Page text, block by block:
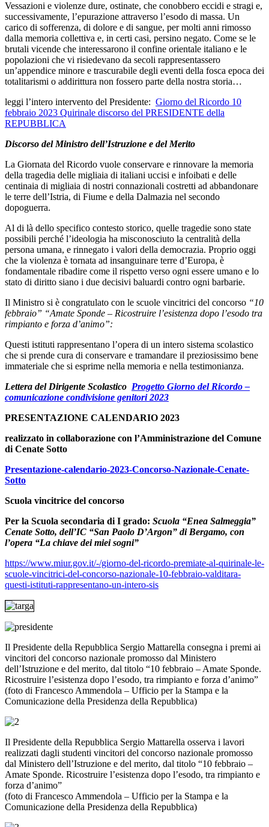
Vessazioni e violenze dure, ostinate, che conobbero eccidi e stragi e,
successivamente, l’epurazione attraverso l’esodo di massa. Un
carico di sofferenza, di dolore e di sangue, per molti anni rimosso
dalla memoria collettiva e, in certi casi, persino negato. Come se le
brutali vicende che interessarono il confine orientale italiano e le
popolazioni che vi risiedevano da secoli rappresentassero
un’appendice minore e trascurabile degli eventi della fosca epoca dei
totalitarismi o addirittura non fossero parte della nostra storia…
leggi l’intero intervento del Presidente: Giorno del Ricordo 10
febbraio 2023 Quirinale discorso del PRESIDENTE della
REPUBBLICA
Discorso del Ministro dell’Istruzione e del Merito
La Giornata del Ricordo vuole conservare e rinnovare la memoria
della tragedia delle migliaia di italiani uccisi e infoibati e delle
centinaia di migliaia di nostri connazionali costretti ad abbandonare
le terre dell’Istria, di Fiume e della Dalmazia nel secondo
dopoguerra.
Al di là dello specifico contesto storico, quelle tragedie sono state
possibili perché l’ideologia ha misconosciuto la centralità della
persona umana, e rinnegato i valori della democrazia. Proprio oggi
che la violenza è tornata ad insanguinare terre d’Europa, è
fondamentale ribadire come il rispetto verso ogni essere umano e lo
stato di diritto siano i due decisivi baluardi contro ogni barbarie.
Il Ministro si è congratulato con le scuole vincitrici del concorso “10
febbraio” “Amate Sponde – Ricostruire l’esistenza dopo l’esodo tra
rimpianto e forza d’animo”:
Questi istituti rappresentano l’opera di un intero sistema scolastico
che si prende cura di conservare e tramandare il preziosissimo bene
immateriale che si esprime nella memoria e nella testimonianza.
Lettera del Dirigente Scolastico Progetto Giorno del Ricordo –
comunicazione condivisione genitori 2023
PRESENTAZIONE CALENDARIO 2023
realizzato in collaborazione con l’Amministrazione del Comune
di Cenate Sotto
Presentazione-calendario-2023-Concorso-Nazionale-Cenate-
Sotto
Scuola vincitrice del concorso
Per la Scuola secondaria di I grado: Scuola “Enea Salmeggia”
Cenate Sotto, dell’IC “San Paolo D’Argon” di Bergamo, con
l’opera “La chiave dei miei sogni”
https://www.miur.gov.it/-/giorno-del-ricordo-premiate-al-quirinale-le-
scuole-vincitrici-del-concorso-nazionale-10-febbraio-valditara-
questi-istituti-rappresentano-un-intero-sis
Il Presidente della Repubblica Sergio Mattarella consegna i premi ai
vincitori del concorso nazionale promosso dal Ministero
dell’Istruzione e del merito, dal titolo “10 febbraio – Amate Sponde.
Ricostruire l’esistenza dopo l’esodo, tra rimpianto e forza d’animo”
(foto di Francesco Ammendola – Ufficio per la Stampa e la
Comunicazione della Presidenza della Repubblica)
Il Presidente della Repubblica Sergio Mattarella osserva i lavori
realizzati dagli studenti vincitori del concorso nazionale promosso
dal Ministero dell’Istruzione e del merito, dal titolo “10 febbraio –
Amate Sponde. Ricostruire l’esistenza dopo l’esodo, tra rimpianto e
forza d’animo”
(foto di Francesco Ammendola – Ufficio per la Stampa e la
Comunicazione della Presidenza della Repubblica)